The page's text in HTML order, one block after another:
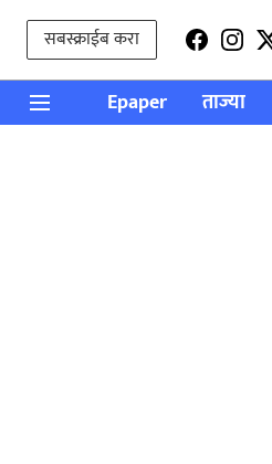
सबस्क्राईब करा
Epaper ताज्या